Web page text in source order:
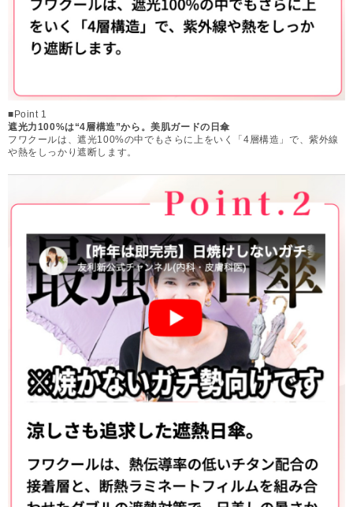
■Point 1
遮光力100%は“4層構造”から。美肌ガードの日傘
フワクールは、遮光100%の中でもさらに上をいく「4層構造」で、紫外線
や熱をしっかり遮断します。